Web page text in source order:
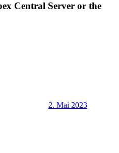
Central Server or the
2. Mai 2023